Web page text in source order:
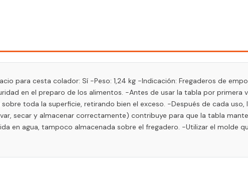
para cesta colador: Sí -Peso: 1,24 kg -Indicación: Fregaderos de
en el preparo de los alimentos. -Antes de usar la tabla por primera
toda la superficie, retirando bien el exceso. -Después de cada
secar y almacenar correctamente) contribuye para que la tabla
en agua, tampoco almacenada sobre el fregadero. -Utilizar el molde